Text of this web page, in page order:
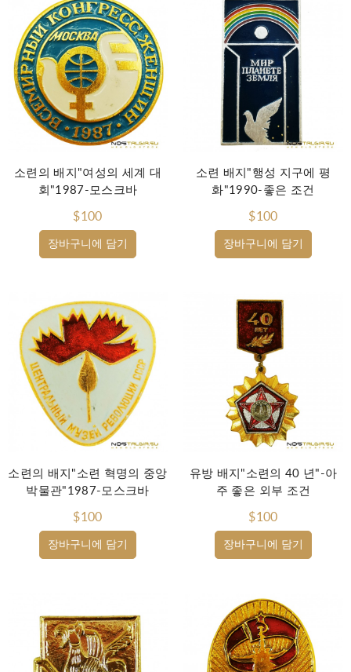
장바구니에 담기
소련의 배지"여성의 세계 대
회"1987-모스크바
$100
장바구니에 담기
소련 배지"행성 지구에 평
화"1990-좋은 조건
$100
장바구니에 담기
소련의 배지"소련 혁명의 중앙
박물관"1987-모스크바
$100
장바구니에 담기
유방 배지"소련의 40 년"-아
주 좋은 외부 조건
$100